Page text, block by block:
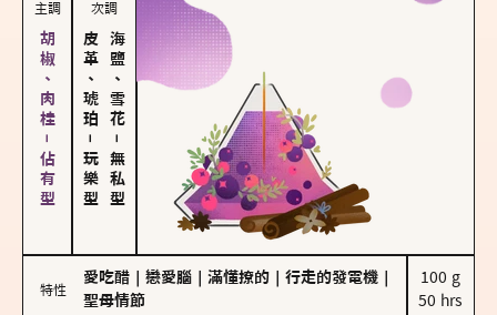
主調
胡椒、肉桂－佔有型
次調
皮革、琥珀
－
玩樂型
海鹽、雪花
－
無私型
特性
愛吃醋 戀愛腦 滿懂撩的 行走的發電機
聖母情節
100 g
50 hrs